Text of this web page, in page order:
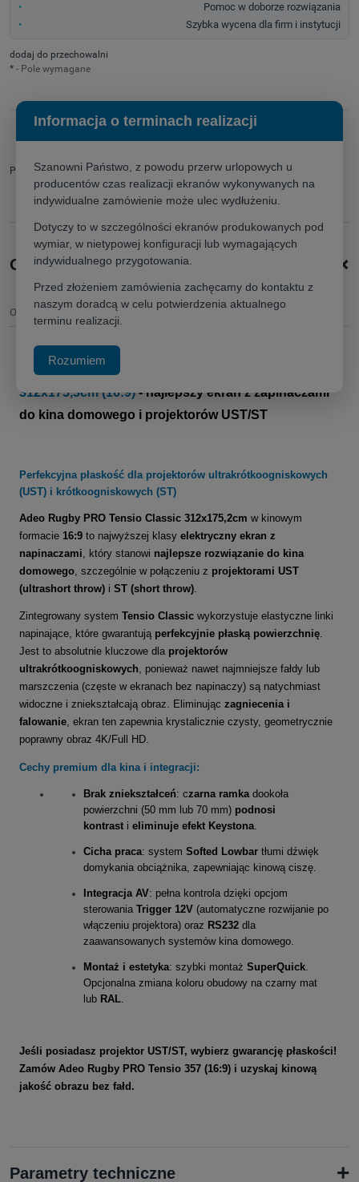
Pomoc w doborze rozwiązania
Szybka wycena dla firm i instytucji
dodaj do przechowalni
* - Pole wymagane
Producent:
zapytaj o produkt
Opis produktu +
Opis
Ekran projekcyjny
312x175,3cm (16:9) - najlepszy ekran z zapinaczami
do kina domowego i projektorów UST/ST
Perfekcyjna płaskość dla projektorów ultrakrótkoogniskowych
(UST) i krótkoogniskowych (ST)
Adeo Rugby PRO Tensio Classic 312x175,2cm w kinowym
formacie 16:9 to najwyższej klasy elektryczny ekran z
napinaczami, który stanowi najlepsze rozwiązanie do kina
domowego, szczególnie w połączeniu z projektorami UST
(ultrashort throw) i ST (short throw).
Zintegrowany system Tensio Classic wykorzystuje elastyczne linki
napinające, które gwarantują perfekcyjnie płaską powierzchnię.
Jest to absolutnie kluczowe dla projektorów
ultrakrótkoogniskowych, ponieważ nawet najmniejsze fałdy lub
marszczenia (częste w ekranach bez napinaczy) są natychmiast
widoczne i zniekształcają obraz. Eliminując zagniecenia i
falowanie, ekran ten zapewnia krystalicznie czysty, geometrycznie
poprawny obraz 4K/Full HD.
Cechy premium dla kina i integracji:
Brak zniekształceń: czarna ramkadookoła
powierzchni (50 mm lub 70 mm) podnosi
kontrast i eliminuje efekt Keystona.
Cicha praca: system Softed Lowbar tłumi dźwięk
domykania obciążnika, zapewniając kinową ciszę.
Integracja AV: pełna kontrola dzięki opcjom
sterowania Trigger 12V (automatyczne rozwijanie po
włączeniu projektora) oraz RS232 dla
zaawansowanych systemów kina domowego.
Montaż i estetyka: szybki montaż SuperQuick.
Opcjonalna zmiana koloru obudowy na czarny mat
lub RAL.
Jeśli posiadasz projektor UST/ST, wybierz gwarancję płaskości!
Zamów Adeo Rugby PRO Tensio 357 (16:9) i uzyskaj kinową
jakość obrazu bez fałd.
Parametry techniczne +
Informacja o terminach realizacji
Szanowni Państwo, z powodu przerw urlopowych u
producentów czas realizacji ekranów wykonywanych na
indywidualne zamówienie może ulec wydłużeniu.
Dotyczy to w szczególności ekranów produkowanych pod
wymiar, w nietypowej konfiguracji lub wymagających
indywidualnego przygotowania.
Przed złożeniem zamówienia zachęcamy do kontaktu z
naszym doradcą w celu potwierdzenia aktualnego
terminu realizacji.
Rozumiem